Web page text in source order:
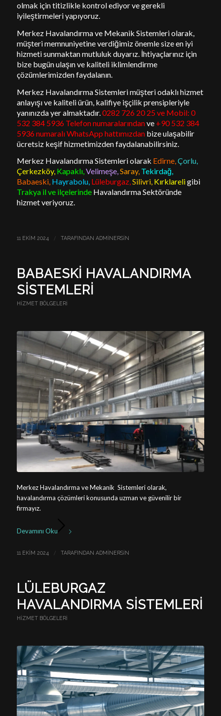
olmak için titizlikle kontrol ediyor ve gerekli
iyileştirmeleri yapıyoruz.
Merkez Havalandırma ve Mekanik Sistemleri olarak,
müşteri memnuniyetine verdiğimiz önemle size en iyi
hizmeti sunmaktan mutluluk duyarız. İhtiyaçlarınız için
bize bugün ulaşın ve kaliteli iklimlendirme
çözümlerimizden faydalanın.
Merkez Havalandırma Sistemleri müşteri odaklı hizmet
anlayışı ve kaliteli ürün, kalifiye işçilik prensipleriyle
yanınızda yer almaktadır. 0282 726 20 25 ve Mobil: 0
532 384 5936Telefon numaralarındanve +90 532 384
5936 numaralı WhatsApp hattımızdanbize ulaşabilir
ücretsiz keşif hizmetimizden faydalanabilirsiniz.
Merkez Havalandırma Sistemleri olarak Edirne,Çorlu,
Çerkezköy, Kapaklı,Velimeşe,Saray, Tekirdağ,
Babaeski, Hayrabolu, Lüleburgaz,Silivri, Kırklareligibi
Trakya il ve ilçelerindeHavalandırma Sektöründe
hizmet veriyoruz.
11 EKIM 2024 / TARAFINDAN ADMINERSIN
BABAESKI HAVALANDIRMA
SISTEMLERI
HIZMET BÖLGELERI
Merkez Havalandırma ve Mekanik Sistemleri olarak,
havalandırma çözümleri konusunda uzman ve güvenilir bir
firmayız.
Devamını Oku
11 EKIM 2024 / TARAFINDAN ADMINERSIN
LÜLEBURGAZ
HAVALANDIRMA SISTEMLERI
HIZMET BÖLGELERI